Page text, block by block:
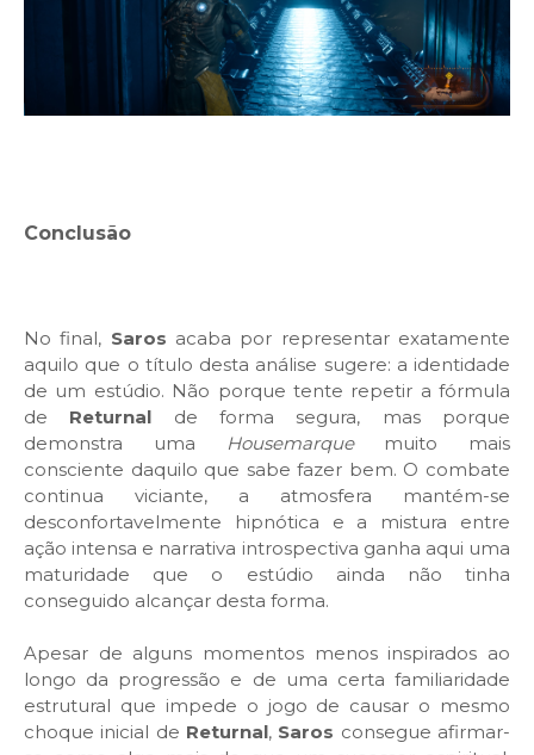
Conclusão
No final, Saros acaba por representar exatamente
aquilo que o título desta análise sugere: a identidade
de um estúdio. Não porque tente repetir a fórmula
de Returnal de forma segura, mas porque
demonstra uma Housemarque muito mais
consciente daquilo que sabe fazer bem. O combate
continua viciante, a atmosfera mantém-se
desconfortavelmente hipnótica e a mistura entre
ação intensa e narrativa introspectiva ganha aqui uma
maturidade que o estúdio ainda não tinha
conseguido alcançar desta forma.
Apesar de alguns momentos menos inspirados ao
longo da progressão e de uma certa familiaridade
estrutural que impede o jogo de causar o mesmo
choque inicial de Returnal, Saros consegue afirmar-